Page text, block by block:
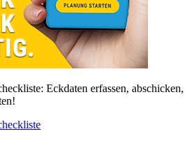
Eckdaten erfassen, abschicken,